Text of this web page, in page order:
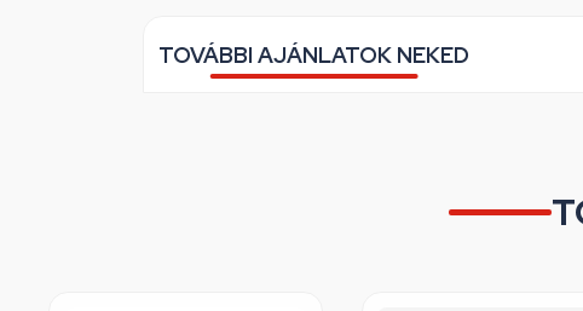
TOVÁBBI AJÁNLATOK NEKED